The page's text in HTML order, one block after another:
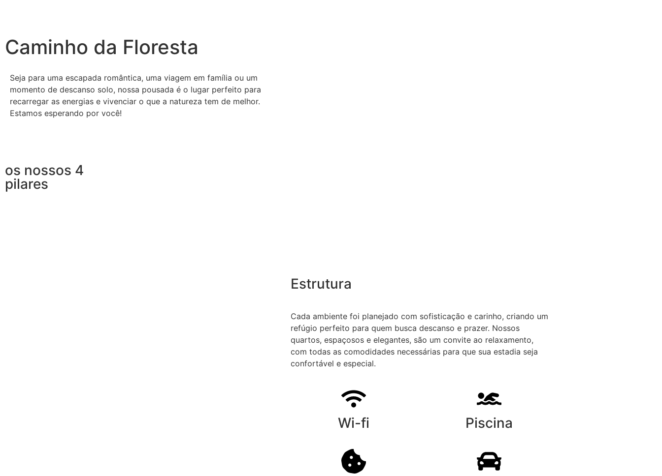
Caminho da Floresta
Seja para uma escapada romântica, uma viagem em família ou um
momento de descanso solo, nossa pousada é o lugar perfeito para
recarregar as energias e vivenciar o que a natureza tem de melhor.
Estamos esperando por você!
os nossos 4
pilares
Estrutura
Cada ambiente foi planejado com sofisticação e carinho, criando um
refúgio perfeito para quem busca descanso e prazer. Nossos
quartos, espaçosos e elegantes, são um convite ao relaxamento,
com todas as comodidades necessárias para que sua estadia seja
confortável e especial.
Wi-fi Piscina